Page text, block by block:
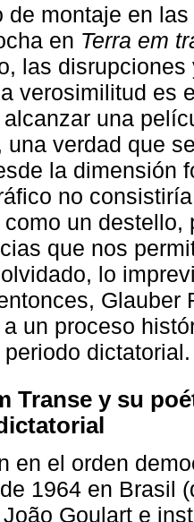
de montaje en
en Terra em
las disrupciones
verosimilitud es
una
una verdad que
la dimensión
no
como un
que nos
lo
Glauber
un proceso
dictatorial.
Transe y su
en el orden
1964 en Brasil
Goulart e